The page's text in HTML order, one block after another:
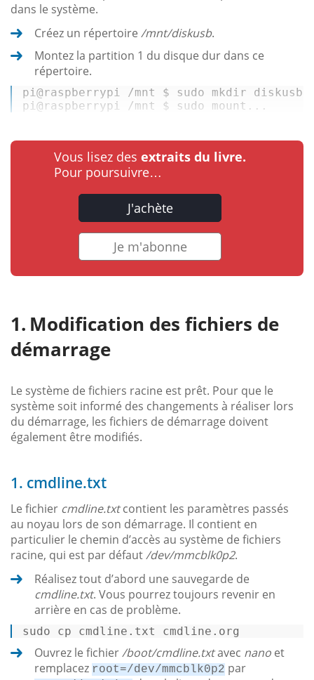
dans le système.
Créez un répertoire /mnt/diskusb.
Montez la partition 1 du disque dur dans ce
répertoire.
pi@raspberrypi /mnt $
sudo mkdir diskusb
pi@raspberrypi /mnt $ sudo mount...
Vous lisez des extraits du livre.
Pour poursuivre…
J'achète
Je m'abonne
Modification des fichiers de
démarrage
Le système de fichiers racine est prêt. Pour que le
système soit informé des changements à réaliser lors
du démarrage, les fichiers de démarrage doivent
également être modifiés.
1. cmdline.txt
Le fichier cmdline.txtcontient les paramètres passés
au noyau lors de son démarrage. Il contient en
particulier le chemin d’accès au système de fichiers
racine, qui est par défaut/dev/mmcblk0p2.
Réalisez tout d’abord une sauvegarde de
cmdline.txt. Vous pourrez toujours revenir en
arrière en cas de problème.
sudo cp cmdline.txt cmdline.org
Ouvrez le fichier/boot/cmdline.txtavec nano et
remplacez root=/dev/mmcblk0p2 par